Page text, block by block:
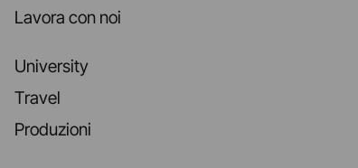
Lavora con noi
University
Travel
Produzioni